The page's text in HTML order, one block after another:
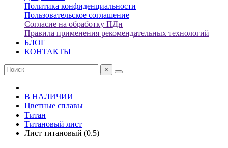
Политика конфиденциальности
Пользовательское соглашение
Согласие на обработку ПДн
Правила применения рекомендательных технологий
БЛОГ
КОНТАКТЫ
×
В НАЛИЧИИ
Цветные сплавы
Титан
Титановый лист
Лист титановый (0.5)